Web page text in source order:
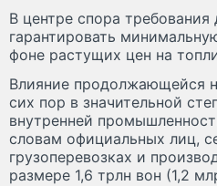
В центре спора
гарантировать
фоне растущих цен на
Влияние продолжающейся
сих пор в значительной
внутренней
словам официальных лиц,
грузоперевозках и
размере 1,6 трлн вон (1,2